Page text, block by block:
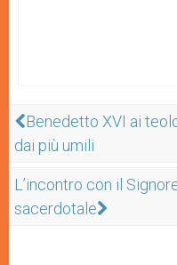
Benedetto XVI ai
dai più umili
L’incontro con il
sacerdotale